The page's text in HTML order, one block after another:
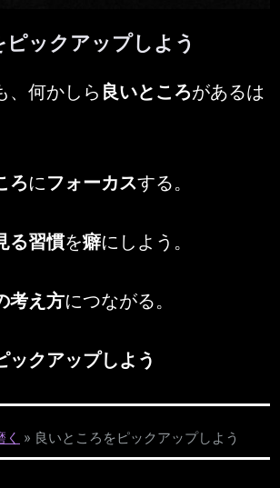
ピックアップしよう
、何かしら 良いところがあるは
ろにフォーカスする。
る習慣を癖にしよう。
考え方につながる。
ックアップしよう
く » 良いところをピックアップしよう